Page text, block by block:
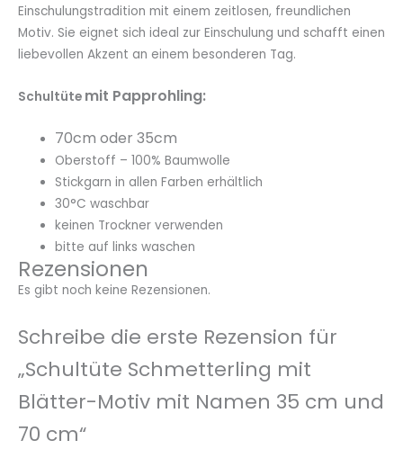
Einschulungstradition mit einem zeitlosen, freundlichen
Motiv. Sie eignet sich ideal zur Einschulung und schafft einen
liebevollen Akzent an einem besonderen Tag.
Schultüte mit Papprohling:
70cm oder 35cm
Oberstoff – 100% Baumwolle
Stickgarn in allen Farben erhältlich
30°C waschbar
keinen Trockner verwenden
bitte auf links waschen
Rezensionen
Es gibt noch keine Rezensionen.
Schreibe die erste Rezension für
„Schultüte Schmetterling mit
Blätter-Motiv mit Namen 35 cm und
70 cm“